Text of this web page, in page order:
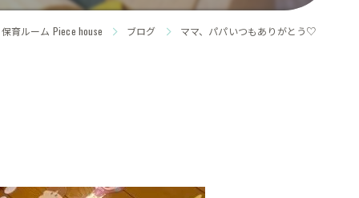
育ルーム Piece house ブログ ママ、パパいつもありがとう♡